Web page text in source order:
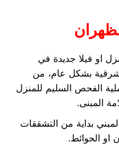
او فيلا جديدة في
بشكل عام، من
الفحص السليم للمنزل
المبنى.
بداية من التشققات
الحوائط.